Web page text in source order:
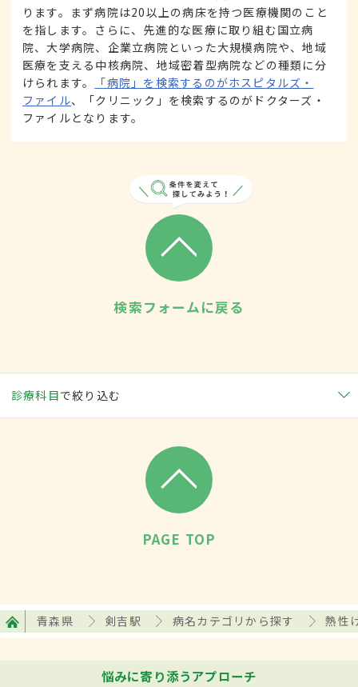
ります。まず病院は20以上の病床を持つ医療機関のこと
を指します。さらに、先進的な医療に取り組む国立病
院、大学病院、企業立病院といった大規模病院や、地域
医療を支える中核病院、地域密着型病院などの種類に分
けられます。
「病院」を検索するのがホスピタルズ・
ファイル、「クリニック」を検索するのがドクターズ・
ファイルとなります。
検索フォームに戻る
診療科目で絞り込む
PAGE TOP
青森県 剣吉駅 病名カテゴリから探す 熱性
悩みに寄り添うアプローチ